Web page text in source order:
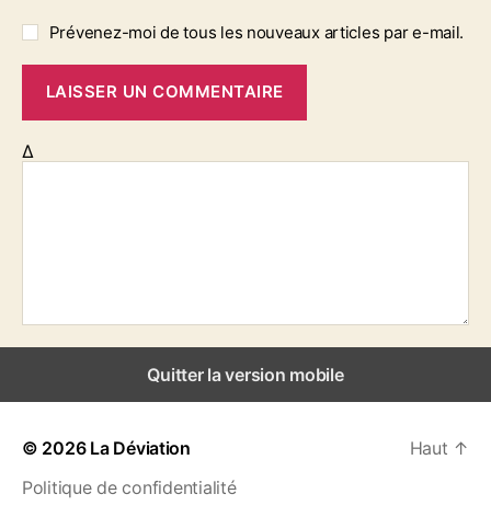
Prévenez-moi de tous les nouveaux articles par e-mail.
Δ
Quitter la version mobile
© 2026 La Déviation
Politique de confidentialité
Haut ↑